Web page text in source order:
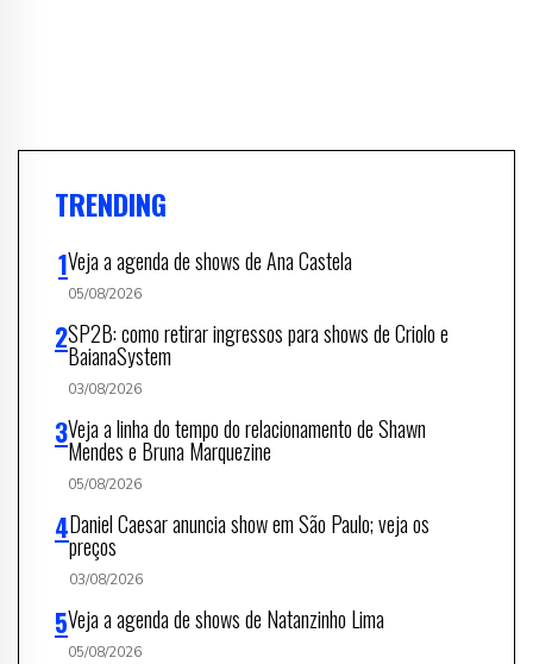
TRENDING
Veja a agenda de shows de Ana Castela
05/08/2026
SP2B: como retirar ingressos para shows de Criolo e
BaianaSystem
03/08/2026
Veja a linha do tempo do relacionamento de Shawn
Mendes e Bruna Marquezine
05/08/2026
Daniel Caesar anuncia show em São Paulo; veja os
preços
03/08/2026
Veja a agenda de shows de Natanzinho Lima
05/08/2026